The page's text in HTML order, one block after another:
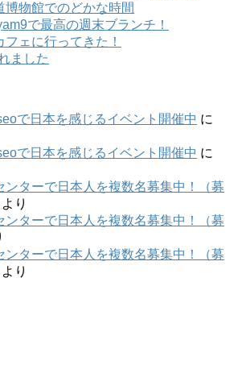
博物館でのどかな時間
で最高の週末ブランチ！
ェに行ってきた！
ました
で日本を感じるイベント開催中 に
で日本を感じるイベント開催中 に
ンターで日本人を複数名募集中！（募
より
ンターで日本人を複数名募集中！（募
ンターで日本人を複数名募集中！（募
より